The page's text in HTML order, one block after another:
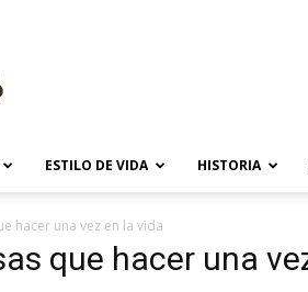
ESTILO DE VIDA HISTORIA
hacer una vez en la vida
que hacer una